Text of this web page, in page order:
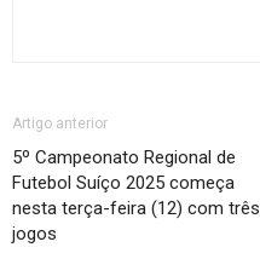
Artigo anterior
5º Campeonato Regional de
Futebol Suíço 2025 começa
nesta terça-feira (12) com três
jogos